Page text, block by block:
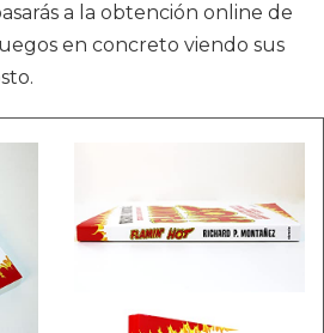
a la obtención online de
en concreto viendo sus